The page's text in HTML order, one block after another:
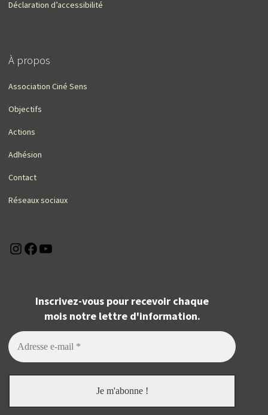
Déclaration d’accessibilité
À propos
Association Ciné Sens
Objectifs
Actions
Adhésion
Contact
Réseaux sociaux
Instagram
Facebook
Inscrivez-vous pour recevoir chaque
mois notre lettre d'information.